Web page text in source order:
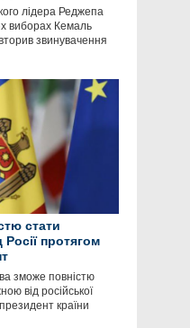
лідера Реджепа
виборах Кемаль
звинувачення
стати
протягом
зможе повністю
від російської
країни